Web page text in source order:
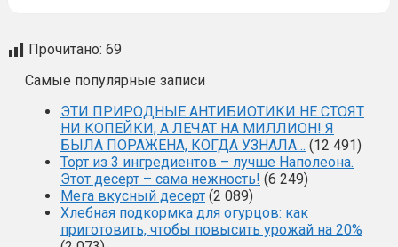
Прочитано: 69
Самые популярные записи
ЭТИ ПРИРОДНЫЕ АНТИБИОТИКИ НЕ СТОЯТ
НИ КОПЕЙКИ, А ЛЕЧАТ НА МИЛЛИОН! Я
БЫЛА ПОРАЖЕНА, КОГДА УЗНАЛА… (12 491)
Торт из 3 ингредиентов – лучше Наполеона.
Этот десерт – сама нежность! (6 249)
Мега вкусный десерт (2 089)
Хлебная подкормка для огурцов: как
приготовить, чтобы повысить урожай на 20%